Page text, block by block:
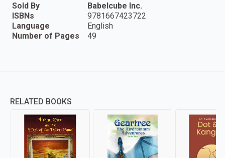
Sold By
Babelcube Inc.
ISBNs
9781667423722
Language
English
Number of Pages
49
RELATED BOOKS